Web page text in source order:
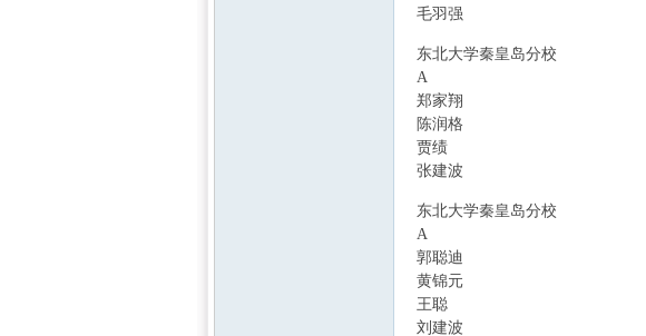
毛羽强
东北大学秦皇岛分校
A
郑家翔
陈润格
贾绩
张建波
东北大学秦皇岛分校
A
郭聪迪
黄锦元
王聪
刘建波